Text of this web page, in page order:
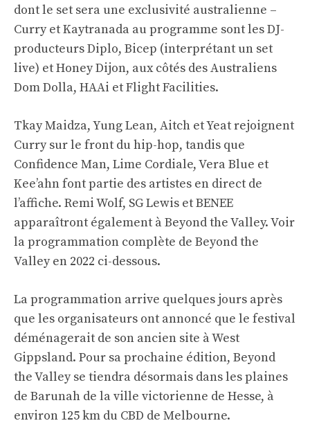
dont le set sera une exclusivité australienne –
Curry et Kaytranada au programme sont les DJ-
producteurs Diplo, Bicep (interprétant un set
live) et Honey Dijon, aux côtés des Australiens
Dom Dolla, HAAi et Flight Facilities.
Tkay Maidza, Yung Lean, Aitch et Yeat rejoignent
Curry sur le front du hip-hop, tandis que
Confidence Man, Lime Cordiale, Vera Blue et
Kee’ahn font partie des artistes en direct de
l’affiche. Remi Wolf, SG Lewis et BENEE
apparaîtront également à Beyond the Valley. Voir
la programmation complète de Beyond the
Valley en 2022 ci-dessous.
La programmation arrive quelques jours après
que les organisateurs ont annoncé que le festival
déménagerait de son ancien site à West
Gippsland. Pour sa prochaine édition, Beyond
the Valley se tiendra désormais dans les plaines
de Barunah de la ville victorienne de Hesse, à
environ 125 km du CBD de Melbourne.